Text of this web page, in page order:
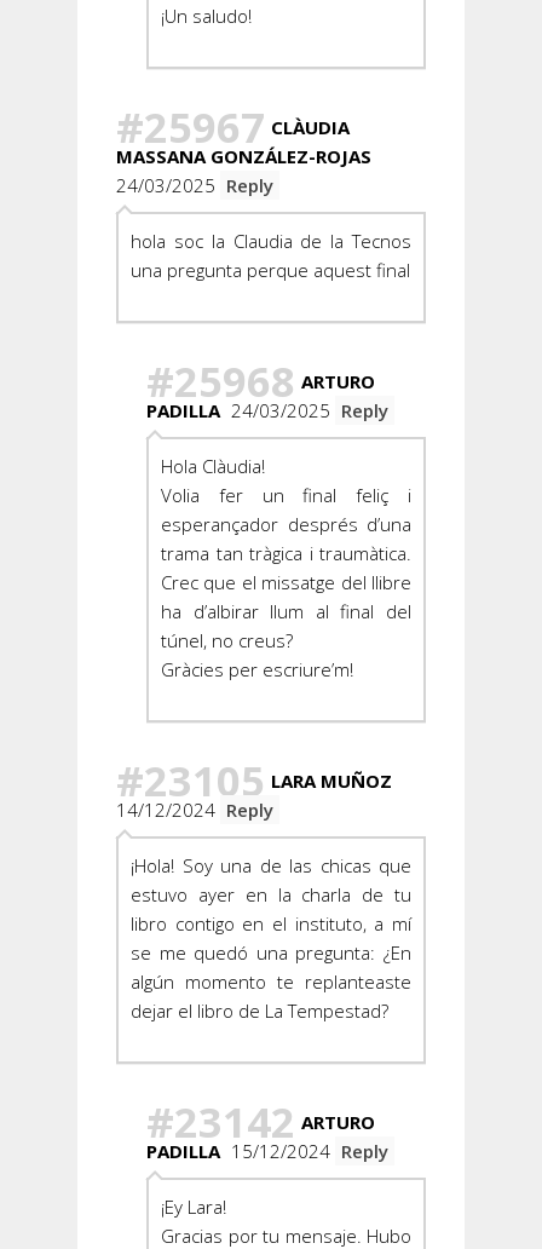
¡Un saludo!
#25967 CLÀUDIA
MASSANA GONZÁLEZ-ROJAS
24/03/2025 Reply
hola soc la Claudia de la Tecnos
una pregunta perque aquest final
#25968 ARTURO
PADILLA 24/03/2025 Reply
Hola Clàudia!
Volia fer un final feliç i
esperançador després d’una
trama tan tràgica i traumàtica.
Crec que el missatge del llibre
ha d’albirar llum al final del
túnel, no creus?
Gràcies per escriure’m!
#23105 LARA MUÑOZ
14/12/2024 Reply
¡Hola! Soy una de las chicas que
estuvo ayer en la charla de tu
libro contigo en el instituto, a mí
se me quedó una pregunta: ¿En
algún momento te replanteaste
dejar el libro de La Tempestad?
#23142 ARTURO
PADILLA 15/12/2024 Reply
¡Ey Lara!
Gracias por tu mensaje. Hubo